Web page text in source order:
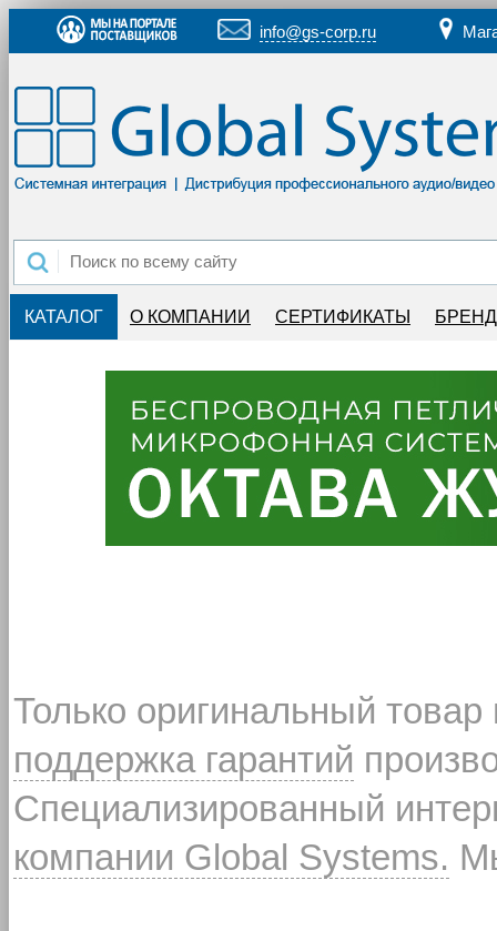
info@gs-corp.ru
КАТАЛОГ О КОМПАНИИ СЕРТИФИКАТЫ
Только оригинальный
поддержка гарантий
Специализированный
компании Global Systems.